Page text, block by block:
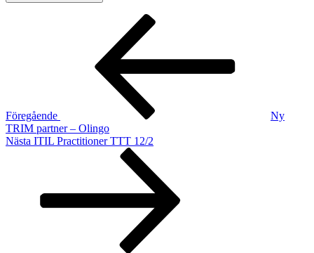
Inläggsnavigering
Föregående
Ny
TRIM partner – Olingo
Nästa
Nästa ITIL Practitioner TTT 12/2